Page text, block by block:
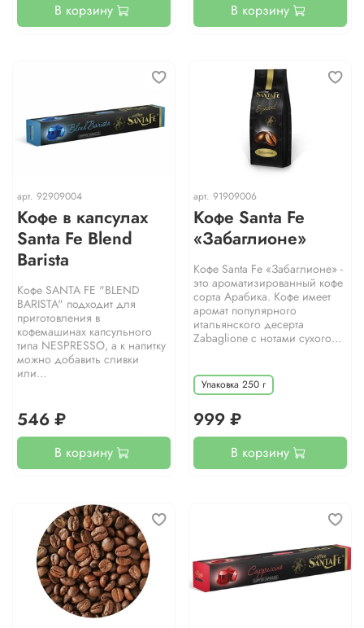
В корзину В корзину
арт. 92909004
Кофе в капсулах
Santa Fe Blend
Barista
Кофе SANTA FE "BLEND
BARISTA" подходит для
приготовления в
кофемашинах капсульного
типа NESPRESSO, а к напитку
можно добавить сливки
или...
546 ₽
В корзину
арт. 91909006
Кофе Santa Fe
«Забаглионе»
Кофе Santa Fe «Забаглионе» -
это ароматизированный кофе
сорта Арабика. Кофе имеет
аромат популярного
итальянского десерта
Zabaglione с нотами сухого...
Упаковка 250 г
999 ₽
В корзину